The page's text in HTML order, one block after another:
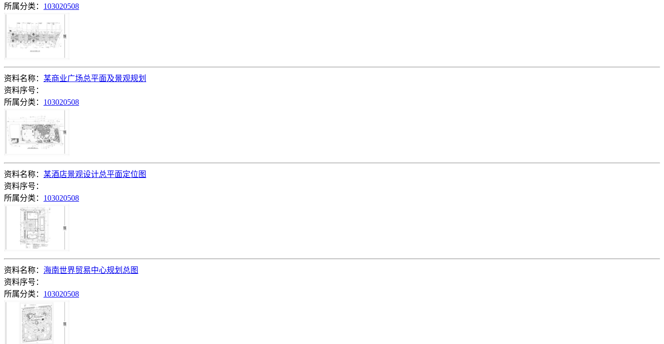
所属分类： 103020508
资料名称： 某商业广场总平面及景观规划
资料序号：
所属分类： 103020508
资料名称： 某酒店景观设计总平面定位图
资料序号：
所属分类： 103020508
资料名称： 海南世界贸易中心规划总图
资料序号：
所属分类： 103020508